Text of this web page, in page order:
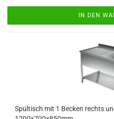
IN DEN
Spültisch mit 1 Becken rechts